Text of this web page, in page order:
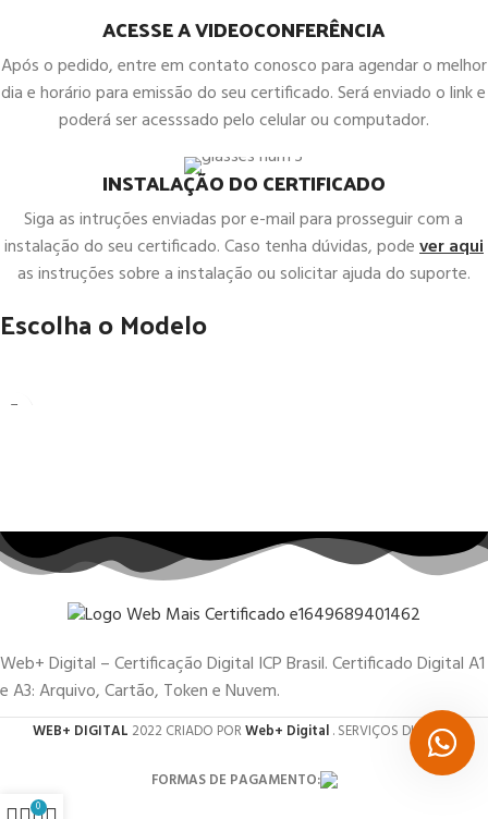
ACESSE A VIDEOCONFERÊNCIA
Após o pedido, entre em contato conosco para agendar o melhor
dia e horário para emissão do seu certificado. Será enviado o link e
poderá ser acesssado pelo celular ou computador.
INSTALAÇÃO DO CERTIFICADO
Siga as intruções enviadas por e-mail para prosseguir com a
instalação do seu certificado. Caso tenha dúvidas, podever aqui
as instruções sobre a instalação ou solicitar ajuda do suporte.
Escolha o Modelo
Web+ Digital – Certificação Digital ICP Brasil. Certificado Digital A1
e A3: Arquivo, Cartão, Token e Nuvem.
WEB+ DIGITAL 2022 CRIADO PORWeb+ Digital. SERVIÇOS DIGITAIS.
FORMAS DE PAGAMENTO:
0